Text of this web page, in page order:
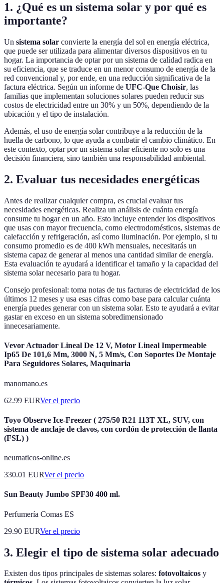
1. ¿Qué es un sistema solar y por qué es
importante?
Un sistema solar convierte la energía del sol en energía eléctrica,
que puede ser utilizada para alimentar diversos dispositivos en tu
hogar. La importancia de optar por un sistema de calidad radica en
su eficiencia, que se traduce en un menor consumo de energía de la
red convencional y, por ende, en una reducción significativa de la
factura eléctrica. Según un informe de UFC-Que Choisir, las
familias que implementan soluciones solares pueden reducir sus
costos de electricidad entre un 30% y un 50%, dependiendo de la
ubicación y el tipo de instalación.
Además, el uso de energía solar contribuye a la reducción de la
huella de carbono, lo que ayuda a combatir el cambio climático. En
este contexto, optar por un sistema solar eficiente no solo es una
decisión financiera, sino también una responsabilidad ambiental.
2. Evaluar tus necesidades energéticas
Antes de realizar cualquier compra, es crucial evaluar tus
necesidades energéticas. Realiza un análisis de cuánta energía
consume tu hogar en un año. Esto incluye entender los dispositivos
que usas con mayor frecuencia, como electrodomésticos, sistemas de
calefacción y refrigeración, así como iluminación. Por ejemplo, si tu
consumo promedio es de 400 kWh mensuales, necesitarás un
sistema capaz de generar al menos una cantidad similar de energía.
Esta evaluación te ayudará a identificar el tamaño y la capacidad del
sistema solar necesario para tu hogar.
Consejo profesional: toma notas de tus facturas de electricidad de los
últimos 12 meses y usa esas cifras como base para calcular cuánta
energía puedes generar con un sistema solar. Esto te ayudará a evitar
gastar en exceso en un sistema sobredimensionado
innecesariamente.
Vevor Actuador Lineal De 12 V, Motor Lineal Impermeable
Ip65 De 101,6 Mm, 3000 N, 5 Mm/s, Con Soportes De Montaje
Para Seguidores Solares, Maquinaria
manomano.es
62.99 EURVer el precio
Toyo Observe Ice-Freezer ( 275/50 R21 113T XL, SUV, con
sistema de anclaje de clavos, con cordón de protección de llanta
(FSL) )
neumaticos-online.es
330.01 EURVer el precio
Sun Beauty Jumbo SPF30 400 ml.
Perfumería Comas ES
29.90 EURVer el precio
3. Elegir el tipo de sistema solar adecuado
Existen dos tipos principales de sistemas solares: fotovoltaicos y